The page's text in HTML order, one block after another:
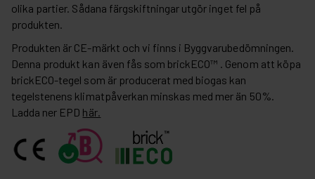
olika partier. Sådana färgskiftningar utgör inget fel på
produkten.
Produkten är CE-märkt och vi finns i Byggvarubedömningen.
Denna produkt kan även fås som brickECO™ . Genom att köpa
brickECO-tegel som är producerat med biogas kan
tegelstenens klimatpåverkan minskas med mer än 50%.
Ladda ner EPD här.